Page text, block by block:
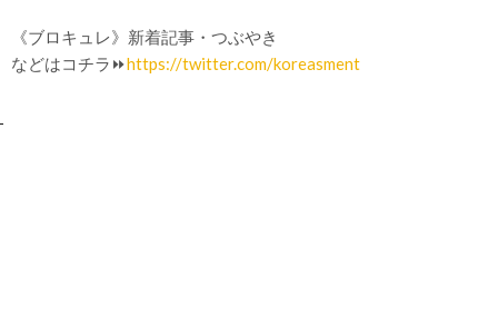
《ブロキュレ》新着記事・つぶやき
などはコチラ⏩https://twitter.com/koreasment